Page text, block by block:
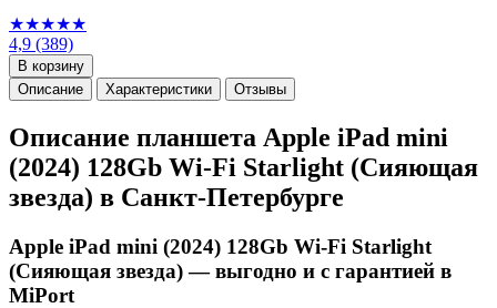
★★★★★
4,9 (389)
В корзину
Описание
Характеристики Отзывы
Описание планшета Apple iPad mini
(2024) 128Gb Wi-Fi Starlight (Сияющая
звезда) в Санкт-Петербурге
Apple iPad mini (2024) 128Gb Wi-Fi Starlight
(Сияющая звезда) — выгодно и с гарантией в
MiPort